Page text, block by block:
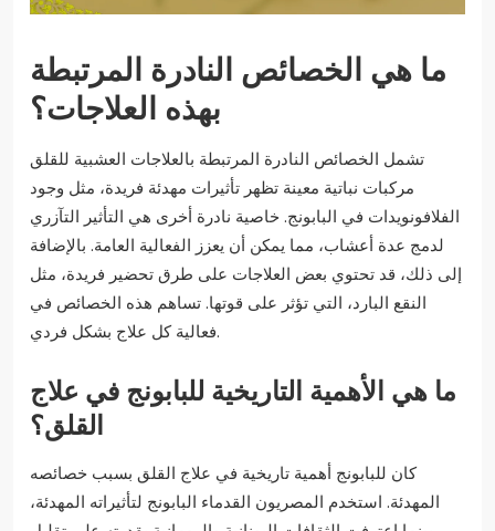
ما هي الخصائص النادرة المرتبطة
بهذه العلاجات؟
تشمل الخصائص النادرة المرتبطة بالعلاجات العشبية للقلق
مركبات نباتية معينة تظهر تأثيرات مهدئة فريدة، مثل وجود
الفلافونويدات في البابونج. خاصية نادرة أخرى هي التأثير التآزري
لدمج عدة أعشاب، مما يمكن أن يعزز الفعالية العامة. بالإضافة
إلى ذلك، قد تحتوي بعض العلاجات على طرق تحضير فريدة، مثل
النقع البارد، التي تؤثر على قوتها. تساهم هذه الخصائص في
فعالية كل علاج بشكل فردي.
ما هي الأهمية التاريخية للبابونج في علاج
القلق؟
كان للبابونج أهمية تاريخية في علاج القلق بسبب خصائصه
المهدئة. استخدم المصريون القدماء البابونج لتأثيراته المهدئة،